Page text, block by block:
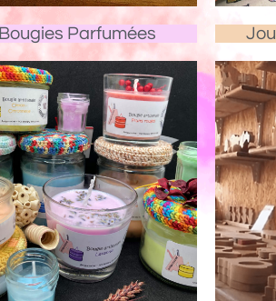
Bougies Parfumées